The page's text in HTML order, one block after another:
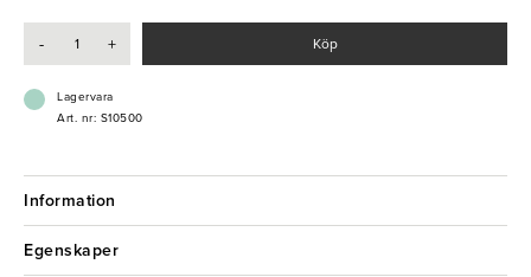
- + Köp
Lagervara
Art. nr: S10500
Information
Egenskaper